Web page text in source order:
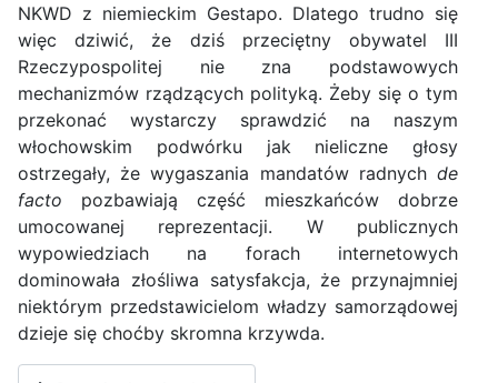
NKWD z niemieckim Gestapo. Dlatego trudno się
więc dziwić, że dziś przeciętny obywatel III
Rzeczypospolitej nie zna podstawowych
mechanizmów rządzących polityką. Żeby się o tym
przekonać wystarczy sprawdzić na naszym
włochowskim podwórku jak nieliczne głosy
ostrzegały, że wygaszania mandatów radnych de
facto pozbawiają część mieszkańców dobrze
umocowanej reprezentacji. W publicznych
wypowiedziach na forach internetowych
dominowała złośliwa satysfakcja, że przynajmniej
niektórym przedstawicielom władzy samorządowej
dzieje się choćby skromna krzywda.